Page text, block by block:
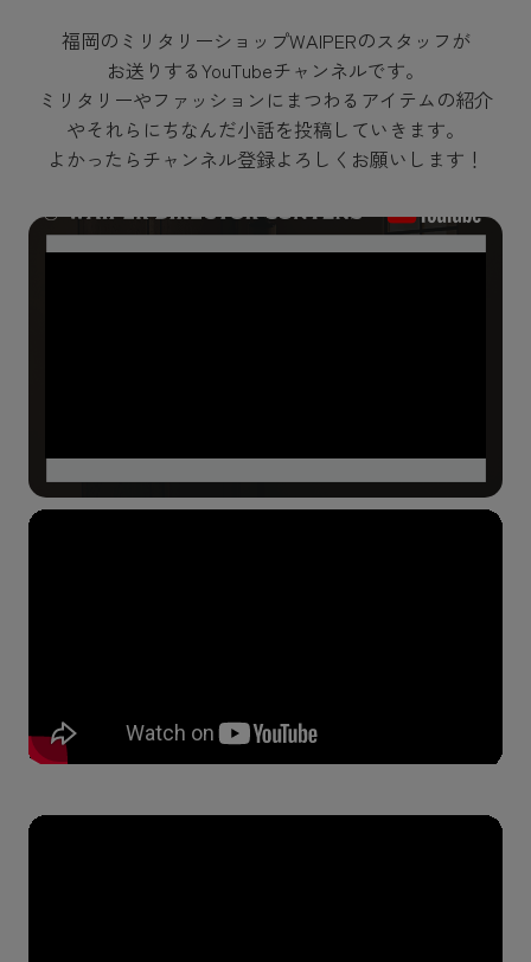
福岡のミリタリーショップWAIPERのスタッフが
お送りするYouTubeチャンネルです。
ミリタリーやファッションにまつわるアイテムの紹介
やそれらにちなんだ小話を投稿していきます。
よかったらチャンネル登録よろしくお願いします！